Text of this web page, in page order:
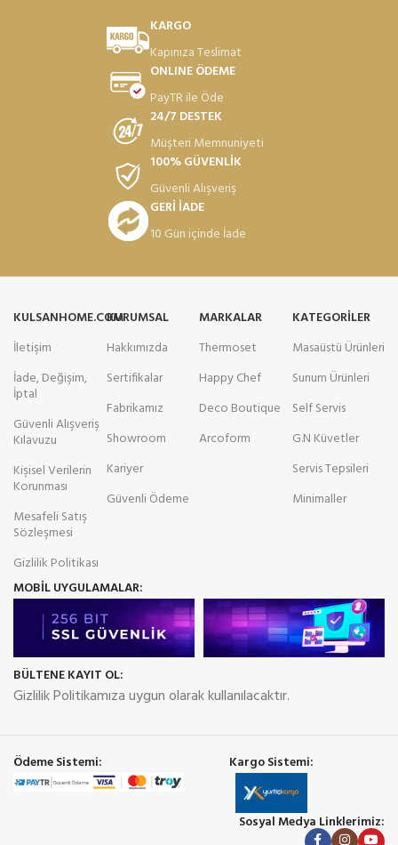
KARGO
Kapınıza Teslimat
ONLINE ÖDEME
PayTR ile Öde
24/7 DESTEK
Müşteri Memnuniyeti
100% GÜVENLİK
Güvenli Alışveriş
GERİ İADE
10 Gün içinde İade
KULSANHOME.COM
İletişim
İade, Değişim,
İptal
Güvenli Alışveriş
Kılavuzu
Kişisel Verilerin
Korunması
Mesafeli Satış
Sözleşmesi
Gizlilik Politikası
KURUMSAL
Hakkımızda
Sertifikalar
Fabrikamız
Showroom
Kariyer
Güvenli Ödeme
MARKALAR
Thermoset
Happy Chef
Deco Boutique
Arcoform
KATEGORILER
Masaüstü Ürünleri
Sunum Ürünleri
Self Servis
G.N Küvetler
Servis Tepsileri
Minimaller
MOBİL UYGULAMALAR:
BÜLTENE KAYIT OL:
Gizlilik Politikamıza uygun olarak kullanılacaktır.
Ödeme Sistemi: Kargo Sistemi:
Sosyal Medya Linklerimiz: